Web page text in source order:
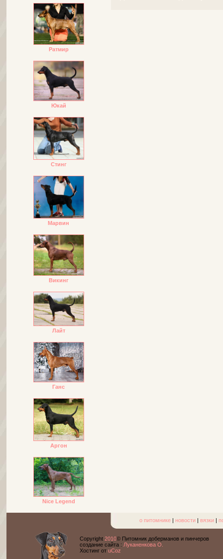
Ратмир
Юкай
Стинг
Марвин
Викинг
Лайт
Ганс
Аргон
Nice Legend
о питомнике| новости| вязки|
Copyright 2010© Питомник доберманов и пинчеров
cоздание сайта : Луканенкова О.
Хостинг от uCoz